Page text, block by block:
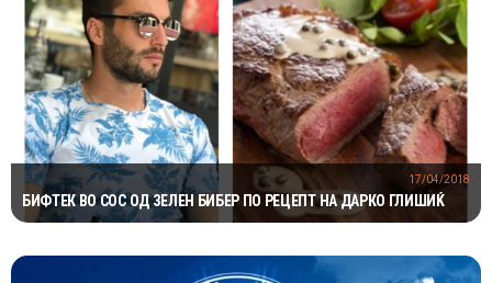
БИФТЕК ВО СОС ОД ЗЕЛЕН БИБЕР ПО РЕЦЕПТ НА ДАРКО ГЛИШИЌ
17/04/2018